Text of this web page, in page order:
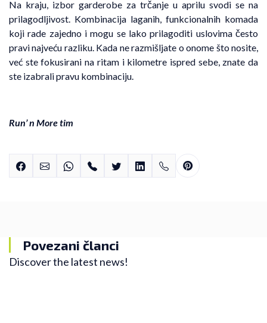
Na kraju, izbor garderobe za trčanje u aprilu svodi se na
prilagodljivost. Kombinacija laganih, funkcionalnih komada
koji rade zajedno i mogu se lako prilagoditi uslovima često
pravi najveću razliku. Kada ne razmišljate o onome što nosite,
već ste fokusirani na ritam i kilometre ispred sebe, znate da
ste izabrali pravu kombinaciju.
Run’ n More tim
Povezani članci
Discover the latest news!